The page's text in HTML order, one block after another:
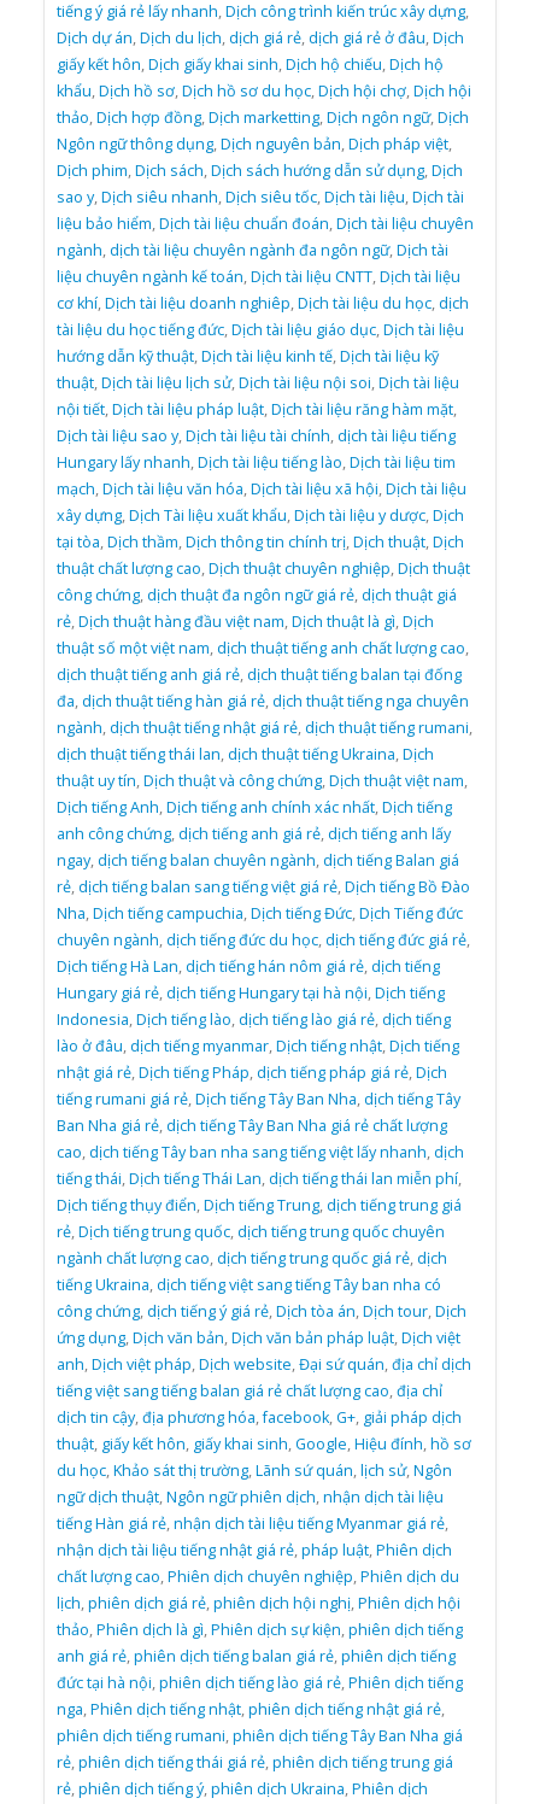
tiếng ý giá rẻ lấy nhanh,Dịch công trình kiến trúc xây dựng,
Dịch dự án,Dịch du lịch,dịch giá rẻ,dịch giá rẻ ở đâu,Dịch
giấy kết hôn,Dịch giấy khai sinh,Dịch hộ chiếu,Dịch hộ
khẩu,Dịch hồ sơ,Dịch hồ sơ du học,Dịch hội chợ,Dịch hội
thảo,Dịch hợp đồng,Dịch marketting,Dịch ngôn ngữ,Dịch
Ngôn ngữ thông dụng,Dịch nguyên bản,Dịch pháp việt,
Dịch phim,Dịch sách,Dịch sách hướng dẫn sử dụng,Dịch
sao y,Dịch siêu nhanh,Dịch siêu tốc,Dịch tài liệu,Dịch tài
liệu bảo hiểm,Dịch tài liệu chuẩn đoán,Dịch tài liệu chuyên
ngành,dịch tài liệu chuyên ngành đa ngôn ngữ,Dịch tài
liệu chuyên ngành kế toán,Dịch tài liệu CNTT,Dịch tài liệu
cơ khí,Dịch tài liệu doanh nghiêp,Dịch tài liệu du học,dịch
tài liệu du học tiếng đức,Dịch tài liệu giáo dục,Dịch tài liệu
hướng dẫn kỹ thuật,Dịch tài liệu kinh tế,Dịch tài liệu kỹ
thuật,Dịch tài liệu lịch sử,Dịch tài liệu nội soi,Dịch tài liệu
nội tiết,Dịch tài liệu pháp luật,Dịch tài liệu răng hàm mặt,
Dịch tài liệu sao y,Dịch tài liệu tài chính,dịch tài liệu tiếng
Hungary lấy nhanh,Dịch tài liệu tiếng lào,Dịch tài liệu tim
mạch,Dịch tài liệu văn hóa,Dịch tài liệu xã hội,Dịch tài liệu
xây dựng,Dịch Tài liệu xuất khẩu,Dịch tài liệu y dược,Dịch
tại tòa,Dịch thầm,Dịch thông tin chính trị,Dịch thuật,Dịch
thuật chất lượng cao,Dịch thuật chuyên nghiệp,Dịch thuật
công chứng,dịch thuật đa ngôn ngữ giá rẻ,dịch thuật giá
rẻ,Dịch thuật hàng đầu việt nam,Dịch thuật là gì,Dịch
thuật số một việt nam,dịch thuật tiếng anh chất lượng cao,
dịch thuật tiếng anh giá rẻ,dịch thuật tiếng balan tại đống
đa,dịch thuật tiếng hàn giá rẻ,dịch thuật tiếng nga chuyên
ngành,dịch thuật tiếng nhật giá rẻ,dịch thuật tiếng rumani,
dịch thuật tiếng thái lan,dịch thuật tiếng Ukraina,Dịch
thuật uy tín,Dịch thuật và công chứng,Dịch thuật việt nam,
Dịch tiếng Anh,Dịch tiếng anh chính xác nhất,Dịch tiếng
anh công chứng,dịch tiếng anh giá rẻ,dịch tiếng anh lấy
ngay,dịch tiếng balan chuyên ngành,dịch tiếng Balan giá
rẻ,dịch tiếng balan sang tiếng việt giá rẻ,Dịch tiếng Bồ Đào
Nha,Dịch tiếng campuchia,Dịch tiếng Đức,Dịch Tiếng đức
chuyên ngành,dịch tiếng đức du học,dịch tiếng đức giá rẻ,
Dịch tiếng Hà Lan,dịch tiếng hán nôm giá rẻ,dịch tiếng
Hungary giá rẻ,dịch tiếng Hungary tại hà nội,Dịch tiếng
Indonesia,Dịch tiếng lào,dịch tiếng lào giá rẻ,dịch tiếng
lào ở đâu,dịch tiếng myanmar,Dịch tiếng nhật,Dịch tiếng
nhật giá rẻ,Dịch tiếng Pháp,dịch tiếng pháp giá rẻ,Dịch
tiếng rumani giá rẻ,Dịch tiếng Tây Ban Nha,dịch tiếng Tây
Ban Nha giá rẻ,dịch tiếng Tây Ban Nha giá rẻ chất lượng
cao,dịch tiếng Tây ban nha sang tiếng việt lấy nhanh,dịch
tiếng thái,Dịch tiếng Thái Lan,dịch tiếng thái lan miễn phí,
Dịch tiếng thụy điển,Dịch tiếng Trung,dịch tiếng trung giá
rẻ,Dịch tiếng trung quốc,dịch tiếng trung quốc chuyên
ngành chất lượng cao,dịch tiếng trung quốc giá rẻ,dịch
tiếng Ukraina,dịch tiếng việt sang tiếng Tây ban nha có
công chứng,dịch tiếng ý giá rẻ,Dịch tòa án,Dịch tour,Dịch
ứng dụng,Dịch văn bản,Dịch văn bản pháp luật,Dịch việt
anh,Dịch việt pháp,Dịch website,Đại sứ quán,địa chỉ dịch
tiếng việt sang tiếng balan giá rẻ chất lượng cao,địa chỉ
dịch tin cậy,địa phương hóa,facebook,G+, giải pháp dịch
thuật, giấy kết hôn, giấy khai sinh,Google,Hiệu đính,hồ sơ
du học,Khảo sát thị trường,Lãnh sứ quán,lịch sử,Ngôn
ngữ dịch thuật,Ngôn ngữ phiên dịch,nhận dịch tài liệu
tiếng Hàn giá rẻ,nhận dịch tài liệu tiếng Myanmar giá rẻ,
nhận dịch tài liệu tiếng nhật giá rẻ,pháp luật,Phiên dịch
chất lượng cao,Phiên dịch chuyên nghiệp,Phiên dịch du
lịch,phiên dịch giá rẻ,phiên dịch hội nghị,Phiên dịch hội
thảo,Phiên dịch là gì,Phiên dịch sự kiện,phiên dịch tiếng
anh giá rẻ,phiên dịch tiếng balan giá rẻ,phiên dịch tiếng
đức tại hà nội,phiên dịch tiếng lào giá rẻ,Phiên dịch tiếng
nga,Phiên dịch tiếng nhật,phiên dịch tiếng nhật giá rẻ,
phiên dịch tiếng rumani,phiên dịch tiếng Tây Ban Nha giá
rẻ,phiên dịch tiếng thái giá rẻ,phiên dịch tiếng trung giá
rẻ,phiên dịch tiếng ý,phiên dịch Ukraina,Phiên dịch